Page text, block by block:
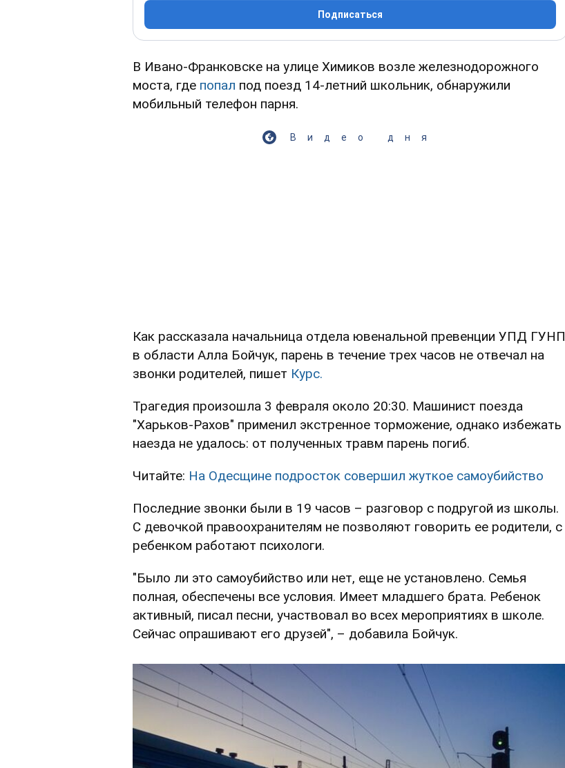
Подписаться
В Ивано-Франковске на улице Химиков возле железнодорожного
моста, где попал под поезд 14-летний школьник, обнаружили
мобильный телефон парня.
Видео дня
Как рассказала начальница отдела ювенальной превенции УПД ГУНП
в области Алла Бойчук, парень в течение трех часов не отвечал на
звонки родителей, пишет Курс.
Трагедия произошла 3 февраля около 20:30. Машинист поезда
"Харьков-Рахов" применил экстренное торможение, однако избежать
наезда не удалось: от полученных травм парень погиб.
Читайте: На Одесщине подросток совершил жуткое самоубийство
Последние звонки были в 19 часов – разговор с подругой из школы.
С девочкой правоохранителям не позволяют говорить ее родители, с
ребенком работают психологи.
"Было ли это самоубийство или нет, еще не установлено. Семья
полная, обеспечены все условия. Имеет младшего брата. Ребенок
активный, писал песни, участвовал во всех мероприятиях в школе.
Сейчас опрашивают его друзей", – добавила Бойчук.